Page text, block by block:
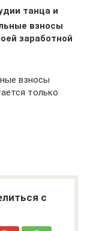
танца и
взносы
заработной
взносы
только
с